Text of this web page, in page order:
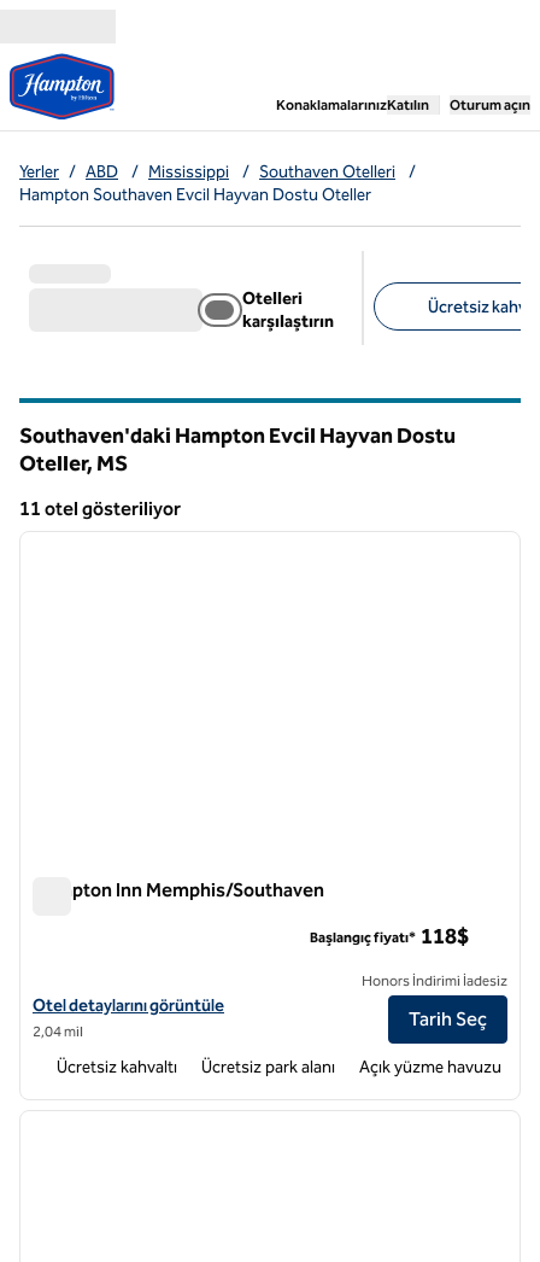
Konaklamalarınız,Yeni bir sekme
Katılın Oturum açın
Yerler / ABD / Mississippi / Southaven Otelleri
/
Hampton Southaven Evcil Hayvan Dostu Oteller
Otelleri
karşılaştırın
Ücretsiz
Southaven'daki Hampton Evcil Hayvan Dostu
Oteller, MS
11 otel gösteriliyor
11 otel gösteriliyor
1 / 12
Hampton Inn Memphis/Southaven
Hampton Inn Memphis/Southaven için otel detaylarını görüntüleyin
Otel detaylarını görüntüle
2,04 mil
Başlangıç fiyatı* 118$
Honors İndirimi İadesiz
Tarih Seç
Ücretsiz kahvaltı Ücretsiz park alanı Açık yüzme havuzu
1 / 12